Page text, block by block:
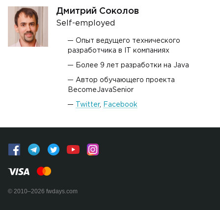
Дмитрий Соколов
Self-employed
Опыт ведущего технического
разработчика в IT­ компаниях
Более 9 лет разработки на Java
Автор обучающего проекта
BecomeJavaSenior
Twitter, Facebook
© 2010–2026 fwdays.com